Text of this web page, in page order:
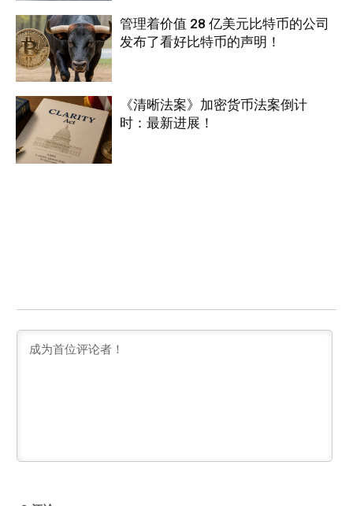
管理着价值 28 亿美元比特币的公司
发布了看好比特币的声明！
《清晰法案》加密货币法案倒计
时：最新进展！